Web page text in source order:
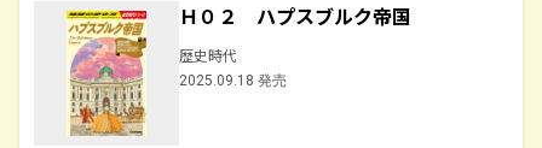
Ｈ０２ ハプスブルク帝国
歴史時代
2025.09.18 発売